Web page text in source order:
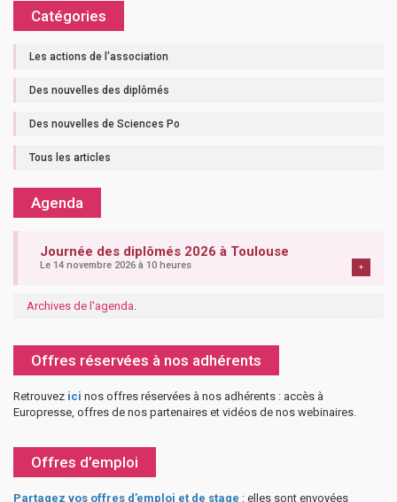
Catégories
Les actions de l'association
Des nouvelles des diplômés
Des nouvelles de Sciences Po
Tous les articles
Agenda
Journée des diplômés 2026 à Toulouse
Le 14 novembre 2026 à 10 heures +
Archives de l'agenda.
Offres réservées à nos adhérents
Retrouvez ici nos offres réservées à nos adhérents : accès à
Europresse, offres de nos partenaires et vidéos de nos webinaires.
Offres d’emploi
Partagez vos offres d’emploi et de stage : elles sont envoyées